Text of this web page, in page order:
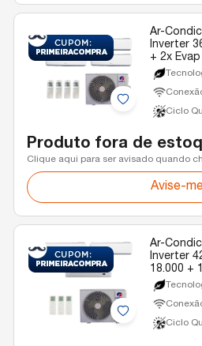
Ar-
Inverter
+ 2x
Quente/
Ciclo
Produto fora de
Clique aqui para ser avisado quando
Avise-
Ar-
Inverter
18.000 +
22.000)
220v
Ciclo